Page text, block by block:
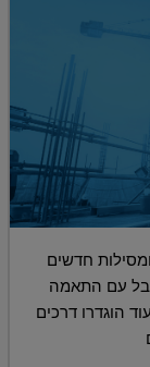
חדשים
עם התאמה
הוגדרו דרכים